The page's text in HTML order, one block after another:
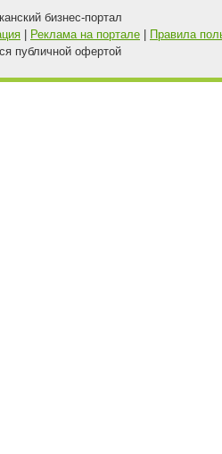
бизнес-портал
Реклама на портале
Правила
публичной офертой